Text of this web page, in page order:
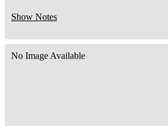
Show Notes
No Image Available